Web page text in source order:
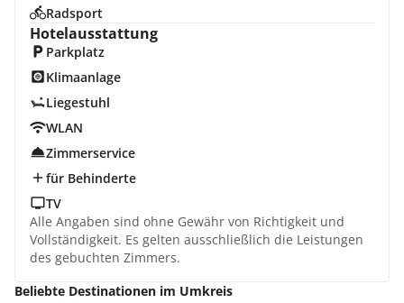
Radsport
Hotelausstattung
Parkplatz
Klimaanlage
Liegestuhl
WLAN
Zimmerservice
für Behinderte
TV
Alle Angaben sind ohne Gewähr von Richtigkeit und
Vollständigkeit. Es gelten ausschließlich die Leistungen
des gebuchten Zimmers.
Beliebte Destinationen im Umkreis